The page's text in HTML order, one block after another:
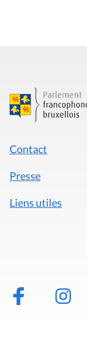
Contact
Presse
Liens utiles